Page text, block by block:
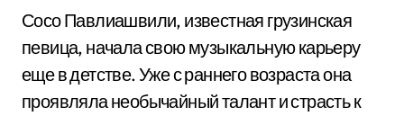
Сосо Павлиашвили, известная грузинская
певица, начала свою музыкальную карьеру
еще в детстве. Уже с раннего возраста она
проявляла необычайный талант и страсть к